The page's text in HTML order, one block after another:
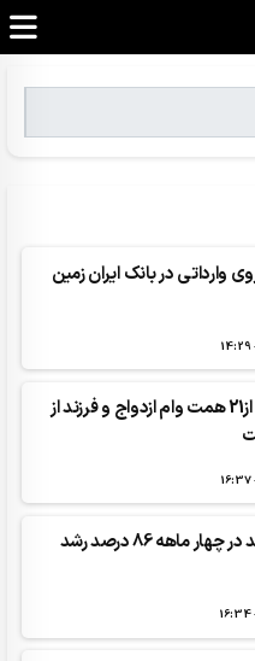
وارداتی در بانک ایران زمین
پرداخت بیش از21 همت وام ازدواج و فرزند از
حق بیمه سرمد در چهار ماهه 86 درصد رشد